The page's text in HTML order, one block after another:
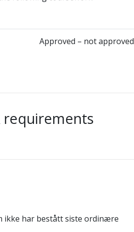
Approved – not approved
ikke har bestått siste ordinære